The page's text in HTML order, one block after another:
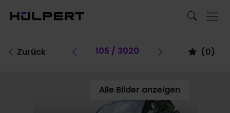
Zurück Vorheriges Fahrzeug
105 / 3020 Vorheriges
(0)
Alle Bilder anzeigen